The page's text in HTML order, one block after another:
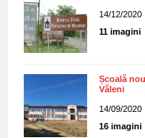
14/12/2020
11 imagini
Școală
Văleni
14/09/2020
16 imagini